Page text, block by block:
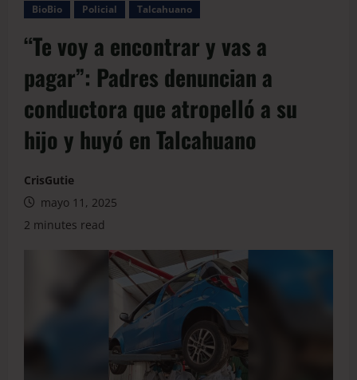
BioBio Policial Talcahuano
“Te voy a encontrar y vas a
pagar”: Padres denuncian a
conductora que atropelló a su
hijo y huyó en Talcahuano
CrisGutie
mayo 11, 2025
2 minutes read